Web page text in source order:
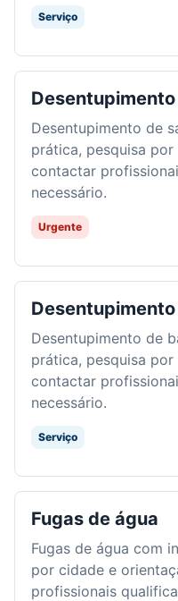
Serviço
Desentupimento de
prática, pesquisa
contactar
necessário.
Urgente
Desentupimento de
prática, pesquisa
contactar
necessário.
Serviço
Fugas de água
Fugas de água com
por cidade e
profissionais